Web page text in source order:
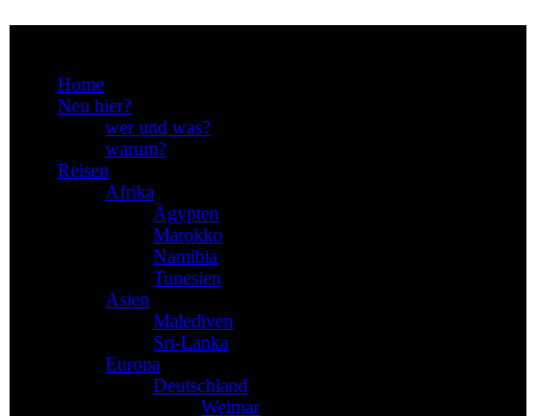
Home
Neu hier?
wer und was?
warum?
Reisen
Afrika
Ägypten
Marokko
Namibia
Tunesien
Asien
Malediven
Sri-Lanka
Europa
Deutschland
Weimar